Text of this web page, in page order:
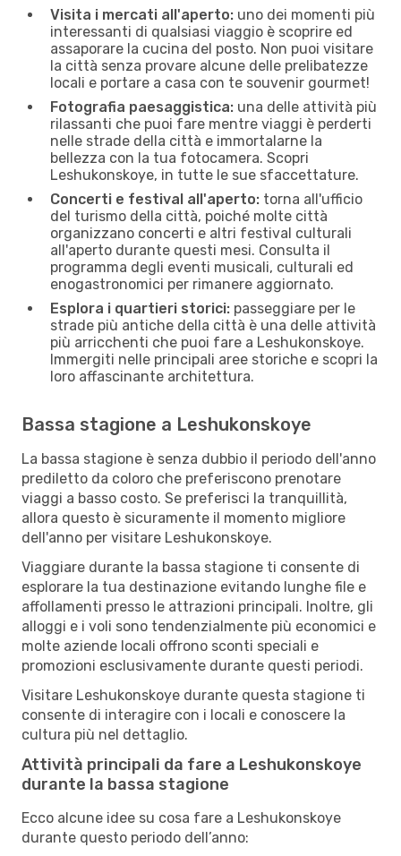
Visita i mercati all'aperto: uno dei momenti più
interessanti di qualsiasi viaggio è scoprire ed
assaporare la cucina del posto. Non puoi visitare
la città senza provare alcune delle prelibatezze
locali e portare a casa con te souvenir gourmet!
Fotografia paesaggistica: una delle attività più
rilassanti che puoi fare mentre viaggi è perderti
nelle strade della città e immortalarne la
bellezza con la tua fotocamera. Scopri
Leshukonskoye, in tutte le sue sfaccettature.
Concerti e festival all'aperto: torna all'ufficio
del turismo della città, poiché molte città
organizzano concerti e altri festival culturali
all'aperto durante questi mesi. Consulta il
programma degli eventi musicali, culturali ed
enogastronomici per rimanere aggiornato.
Esplora i quartieri storici: passeggiare per le
strade più antiche della città è una delle attività
più arricchenti che puoi fare a Leshukonskoye.
Immergiti nelle principali aree storiche e scopri la
loro affascinante architettura.
Bassa stagione a Leshukonskoye
La bassa stagione è senza dubbio il periodo dell'anno
prediletto da coloro che preferiscono prenotare
viaggi a basso costo. Se preferisci la tranquillità,
allora questo è sicuramente il momento migliore
dell'anno per visitare Leshukonskoye.
Viaggiare durante la bassa stagione ti consente di
esplorare la tua destinazione evitando lunghe file e
affollamenti presso le attrazioni principali. Inoltre, gli
alloggi e i voli sono tendenzialmente più economici e
molte aziende locali offrono sconti speciali e
promozioni esclusivamente durante questi periodi.
Visitare Leshukonskoye durante questa stagione ti
consente di interagire con i locali e conoscere la
cultura più nel dettaglio.
Attività principali da fare a Leshukonskoye
durante la bassa stagione
Ecco alcune idee su cosa fare a Leshukonskoye
durante questo periodo dell’anno: